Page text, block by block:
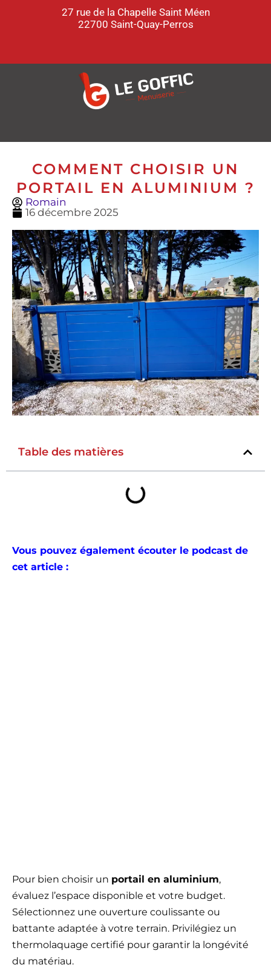
27 rue de la Chapelle Saint Méen
22700 Saint-Quay-Perros
COMMENT CHOISIR UN
PORTAIL EN ALUMINIUM ?
Romain
16 décembre 2025
Table des matières
Vous pouvez également écouter le podcast de
cet article :
Pour bien choisir un portail en aluminium,
évaluez l’espace disponible et votre budget.
Sélectionnez une ouverture coulissante ou
battante adaptée à votre terrain. Privilégiez un
thermolaquage certifié pour garantir la longévité
du matériau.